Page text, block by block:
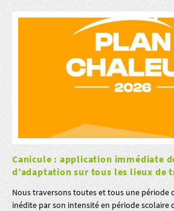
Canicule : application immédiate
d’adaptation sur tous les lieux de
Nous traversons toutes et tous une période
inédite par son intensité en période scolaire